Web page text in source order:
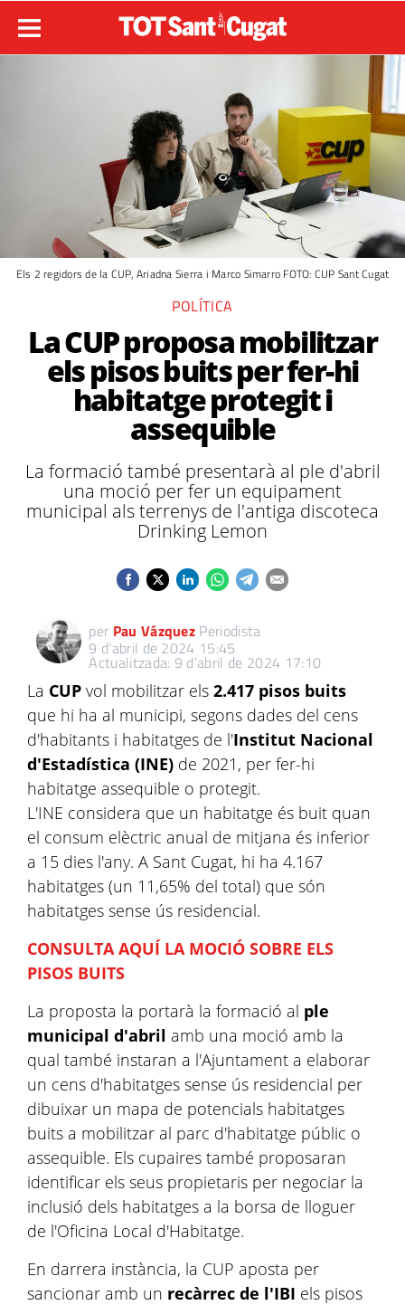
Els 2 regidors de la CUP, Ariadna Sierra i Marco Simarro FOTO: CUP Sant Cugat
POLÍTICA
La CUP proposa mobilitzar
els pisos buits per fer-hi
habitatge protegit i
assequible
La formació també presentarà al ple d'abril
una moció per fer un equipament
municipal als terrenys de l'antiga discoteca
Drinking Lemon
per Pau Vázquez Periodista
9 d’abril de 2024 15:45
Actualitzada: 9 d’abril de 2024 17:10
La CUP vol mobilitzar els 2.417 pisos buits
que hi ha al municipi, segons dades del cens
d'habitants i habitatges de l'Institut Nacional
d'Estadística (INE) de 2021, per fer-hi
habitatge assequible o protegit.
L'INE considera que un habitatge és buit quan
el consum elèctric anual de mitjana és inferior
a 15 dies l'any. A Sant Cugat, hi ha 4.167
habitatges (un 11,65% del total) que són
habitatges sense ús residencial.
CONSULTA AQUÍ LA MOCIÓ SOBRE ELS
PISOS BUITS
La proposta la portarà la formació al ple
municipal d'abril amb una moció amb la
qual també instaran a l'Ajuntament a elaborar
un cens d'habitatges sense ús residencial per
dibuixar un mapa de potencials habitatges
buits a mobilitzar al parc d'habitatge públic o
assequible. Els cupaires també proposaran
identificar els seus propietaris per negociar la
inclusió dels habitatges a la borsa de lloguer
de l'Oficina Local d'Habitatge.
En darrera instància, la CUP aposta per
sancionar amb un recàrrec de l'IBI els pisos